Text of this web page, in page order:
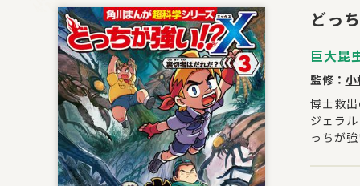
どっ
巨大昆
監修：
博士救
ジェラ
っちが